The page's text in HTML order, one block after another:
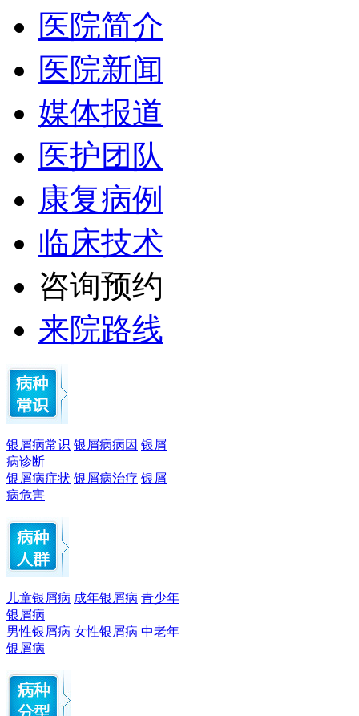
医院简介
医院新闻
媒体报道
医护团队
康复病例
临床技术
咨询预约
来院路线
银屑病常识 银屑病病因 银屑
病诊断
银屑病症状 银屑病治疗 银屑
病危害
儿童银屑病 成年银屑病 青少年
银屑病
男性银屑病 女性银屑病 中老年
银屑病